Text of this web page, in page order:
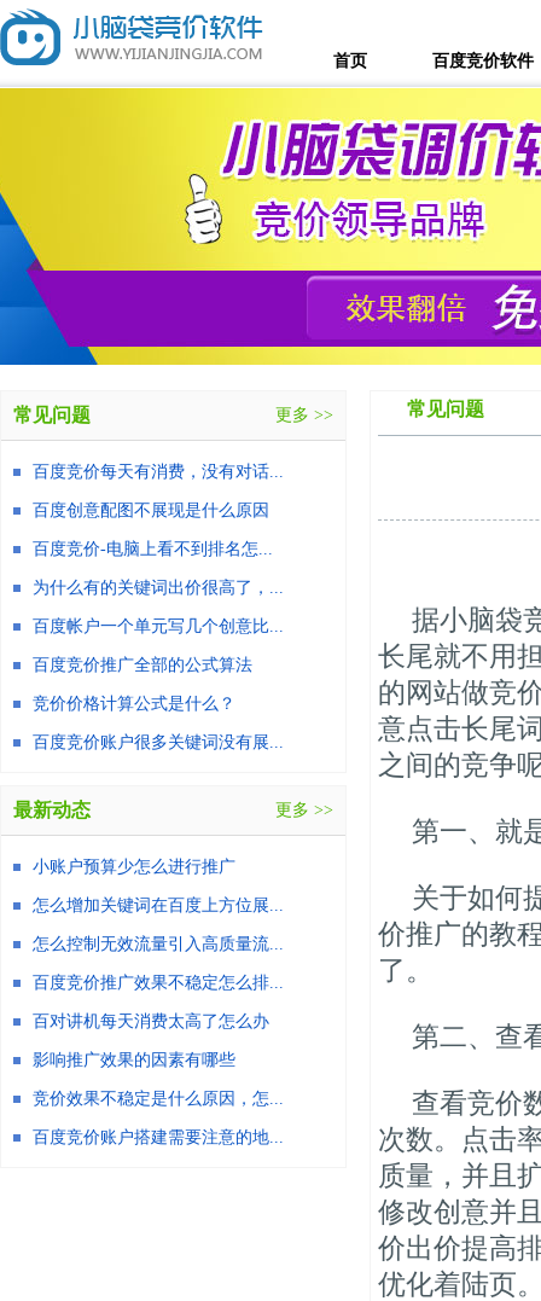
首页 百度竞价软件
常见问题
据小脑袋
长尾就不用
的网站做竞
意点击长尾
之间的竞争
第一、就
关于如何
价推广的教
了。
第二、查
查看竞价
次数。点击
质量，并且
修改创意并
价出价提高
优化着陆页
常见问题 更多 >>
百度竞价每天有消费，没有对话...
百度创意配图不展现是什么原因
百度竞价-电脑上看不到排名怎...
为什么有的关键词出价很高了，...
百度帐户一个单元写几个创意比...
百度竞价推广全部的公式算法
竞价价格计算公式是什么？
百度竞价账户很多关键词没有展...
最新动态 更多 >>
小账户预算少怎么进行推广
怎么增加关键词在百度上方位展...
怎么控制无效流量引入高质量流...
百度竞价推广效果不稳定怎么排...
百对讲机每天消费太高了怎么办
影响推广效果的因素有哪些
竞价效果不稳定是什么原因，怎...
百度竞价账户搭建需要注意的地...